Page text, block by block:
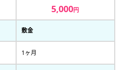
5,000円
敷金
1ヶ月